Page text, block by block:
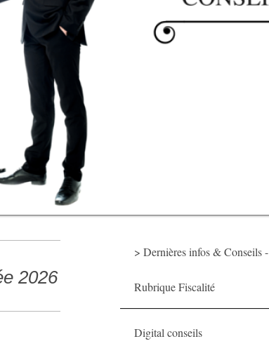
2026
> Dernières infos & Conseils -
Rubrique Fiscalité
Digital conseils